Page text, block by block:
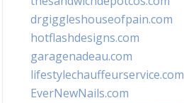
drgiggleshouseofpain.com
hotflashdesigns.com
garagenadeau.com
lifestylechauffeurservice.com
EverNewNails.com